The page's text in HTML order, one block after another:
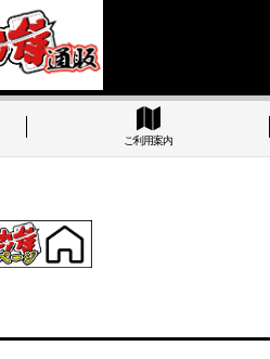
ご利用案内